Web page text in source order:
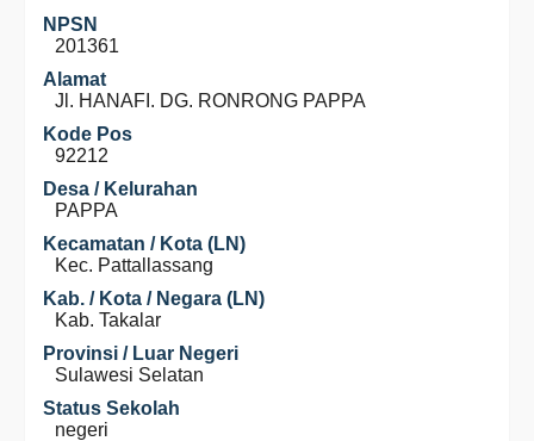
NPSN
201361
Alamat
Jl. HANAFI. DG. RONRONG PAPPA
Kode Pos
92212
Desa / Kelurahan
PAPPA
Kecamatan / Kota (LN)
Kec. Pattallassang
Kab. / Kota / Negara (LN)
Kab. Takalar
Provinsi / Luar Negeri
Sulawesi Selatan
Status Sekolah
negeri